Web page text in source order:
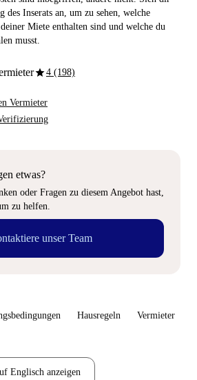
des Inserats an, um zu sehen, welche
Miete enthalten sind und welche du
musst.
star4 (198)
Vermieter
etwas?
oder Fragen zu diesem Angebot hast,
zu helfen.
unser Team
Hausregeln Vermieter
Englisch anzeigen